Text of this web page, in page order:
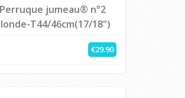
Perruque jumeau® n°2
T44/46cm(17/18")
€29.90